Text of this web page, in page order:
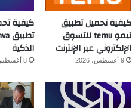
كيفية تحميل تطبيق
تيمو temu للتسوق
الإلكتروني عبر الإنترنت
9 أغسطس، 2026
كيفية
الذكية
8 أغسطس، 2026